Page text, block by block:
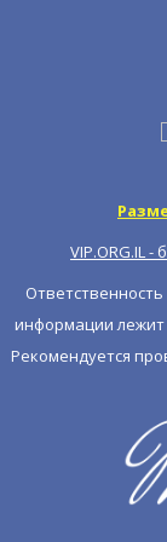
VIP.ORG.IL
информации
Рекомендуется